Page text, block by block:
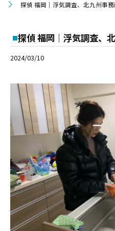
探偵 福岡｜浮気調査、北九州事
探偵 福岡｜浮気調査、
2024/03/10